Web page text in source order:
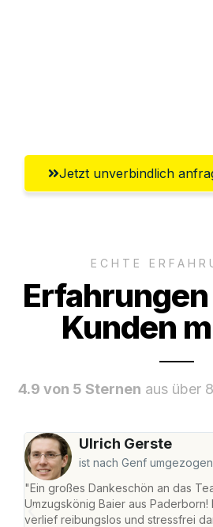
Jetzt unverbindlich
ECHTE
Kunden
4.9 von 5 Sternen aus über
Ulrich Gerste
ist nach Genf umgezogen
"Ein großes Dankeschön an das
Umzugskönig Baier aus Paderborn!
verlief reibungslos und stressfrei